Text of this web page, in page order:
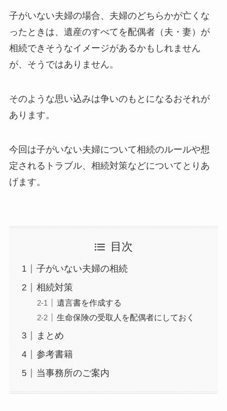
子がいない夫婦の場合、夫婦のどちらかが亡くな
ったときは、遺産のすべてを配偶者（夫・妻）が
相続できそうなイメージがあるかもしれません
が、そうではありません。
そのような思い込みは争いのもとになるおそれが
あります。
今回は子がいない夫婦について相続のルールや想
定されるトラブル、相続対策などについてとりあ
げます。
目次
子がいない夫婦の相続
相続対策
遺言書を作成する
生命保険の受取人を配偶者にしておく
まとめ
参考書籍
当事務所のご案内